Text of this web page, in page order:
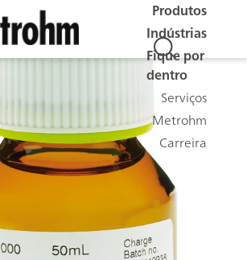
Produtos
Indústrias
Fique por
dentro
Serviços
Metrohm
Carreira